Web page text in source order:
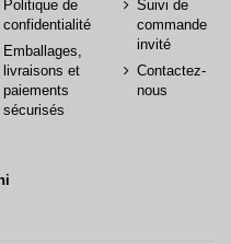
Politique de
confidentialité
Emballages,
livraisons et
paiements
sécurisés
Suivi de
commande
invité
Contactez-
nous